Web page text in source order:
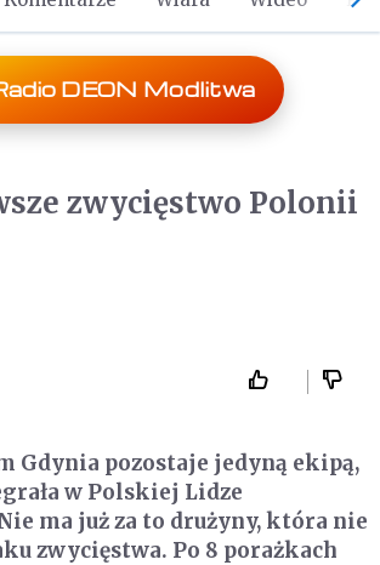
DEON Modlitwa
zwycięstwo Polonii
Gdynia pozostaje jedyną ekipą,
w Polskiej Lidze
ma już za to drużyny, która nie
zwycięstwa. Po 8 porażkach